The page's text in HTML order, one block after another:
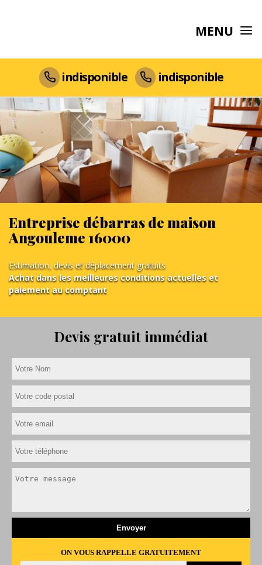
MENU
indisponible indisponible
Entreprise débarras de maison
Angouleme 16000
Estimation, devis et déplacement gratuits
Achat dans les meilleures conditions actuelles et
paiement au comptant
Devis gratuit immédiat
ON VOUS RAPPELLE GRATUITEMENT